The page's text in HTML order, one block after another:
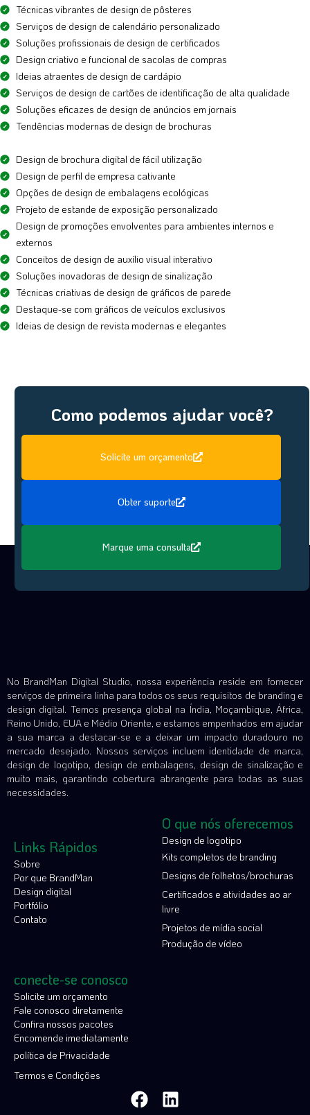
Técnicas vibrantes de design de pôsteres
Serviços de design de calendário personalizado
Soluções profissionais de design de certificados
Design criativo e funcional de sacolas de compras
Ideias atraentes de design de cardápio
Serviços de design de cartões de identificação de alta qualidade
Soluções eficazes de design de anúncios em jornais
Tendências modernas de design de brochuras
Design de brochura digital de fácil utilização
Design de perfil de empresa cativante
Opções de design de embalagens ecológicas
Projeto de estande de exposição personalizado
Design de promoções envolventes para ambientes internos e
externos
Conceitos de design de auxílio visual interativo
Soluções inovadoras de design de sinalização
Técnicas criativas de design de gráficos de parede
Destaque-se com gráficos de veículos exclusivos
Ideias de design de revista modernas e elegantes
Como podemos ajudar você?
Solicite um orçamento
Obter suporte
Marque uma consulta
No BrandMan Digital Studio, nossa experiência reside em fornecer
serviços de primeira linha para todos os seus requisitos de branding e
design digital. Temos presença global na Índia, Moçambique, África,
Reino Unido, EUA e Médio Oriente, e estamos empenhados em ajudar
a sua marca a destacar-se e a deixar um impacto duradouro no
mercado desejado. Nossos serviços incluem identidade de marca,
design de logotipo, design de embalagens, design de sinalização e
muito mais, garantindo cobertura abrangente para todas as suas
necessidades.
Links Rápidos
Sobre
Por que BrandMan
Design digital
Portfólio
Contato
O que nós oferecemos
Design de logotipo
Kits completos de branding
Designs de folhetos/brochuras
Certificados e atividades ao ar
livre
Projetos de mídia social
Produção de vídeo
conecte-se conosco
Solicite um orçamento
Fale conosco diretamente
Confira nossos pacotes
Encomende imediatamente
política de Privacidade
Termos e Condições